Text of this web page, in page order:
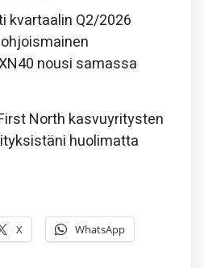
kvartaalin Q2/2026
nousi samassa
North kasvuyritysten
huolimatta
X WhatsApp